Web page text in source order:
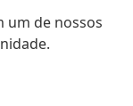
um de nossos